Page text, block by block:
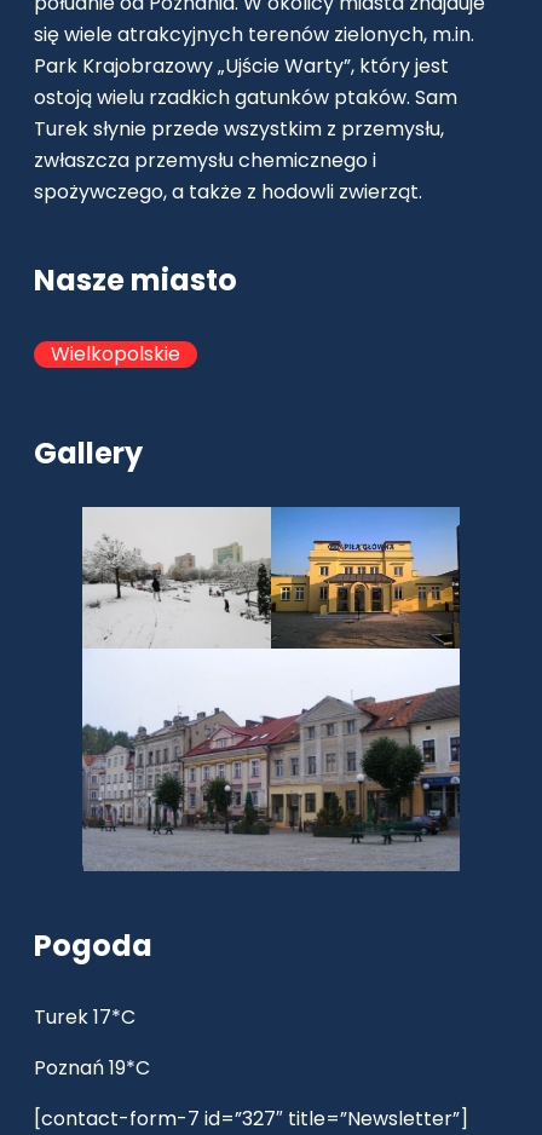
się wiele atrakcyjnych terenów zielonych, m.in.
Park Krajobrazowy „Ujście Warty”, który jest
ostoją wielu rzadkich gatunków ptaków. Sam
Turek słynie przede wszystkim z przemysłu,
zwłaszcza przemysłu chemicznego i
spożywczego, a także z hodowli zwierząt.
Nasze miasto
Wielkopolskie
Gallery
Pogoda
Turek 17*C
Poznań 19*C
[contact-form-7 id=”327″ title=”Newsletter”]